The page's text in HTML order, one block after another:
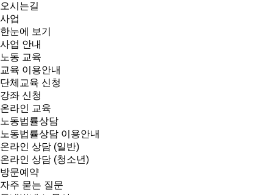
오시는길
사업
한눈에 보기
사업 안내
노동 교육
교육 이용안내
단체교육 신청
강좌 신청
온라인 교육
노동법률상담
노동법률상담 이용안내
온라인 상담 (일반)
온라인 상담 (청소년)
방문예약
자주 묻는 질문